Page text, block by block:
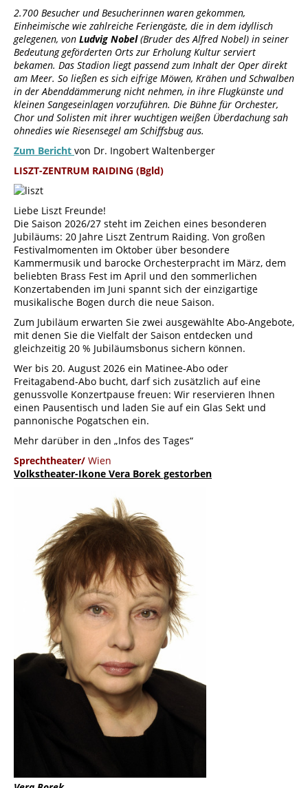
2.700 Besucher und Besucherinnen waren gekommen,
Einheimische wie zahlreiche Feriengäste, die in dem idyllisch
gelegenen, von Ludvig Nobel(Bruder des Alfred Nobel) in seiner
Bedeutung geförderten Orts zur Erholung Kultur serviert
bekamen. Das Stadion liegt passend zum Inhalt der Oper direkt
am Meer. So ließen es sich eifrige Möwen, Krähen und Schwalben
in der Abenddämmerung nicht nehmen, in ihre Flugkünste und
kleinen Sangeseinlagen vorzuführen. Die Bühne für Orchester,
Chor und Solisten mit ihrer wuchtigen weißen Überdachung sah
ohnedies wie Riesensegel am Schiffsbug aus.
Zum Bericht von Dr. Ingobert Waltenberger
LISZT-ZENTRUM RAIDING (Bgld)
Liebe Liszt Freunde!
Die Saison 2026/27 steht im Zeichen eines besonderen
Jubiläums: 20 Jahre Liszt Zentrum Raiding. Von großen
Festivalmomenten im Oktober über besondere
Kammermusik und barocke Orchesterpracht im März, dem
beliebten Brass Fest im April und den sommerlichen
Konzertabenden im Juni spannt sich der einzigartige
musikalische Bogen durch die neue Saison.
Zum Jubiläum erwarten Sie zwei ausgewählte Abo-Angebote,
mit denen Sie die Vielfalt der Saison entdecken und
gleichzeitig 20 % Jubiläumsbonus sichern können.
Wer bis 20. August 2026 ein Matinee-Abo oder
Freitagabend-Abo bucht, darf sich zusätzlich auf eine
genussvolle Konzertpause freuen: Wir reservieren Ihnen
einen Pausentisch und laden Sie auf ein Glas Sekt und
pannonische Pogatschen ein.
Mehr darüber in den „Infos des Tages“
Sprechtheater/ Wien
Volkstheater-Ikone Vera Borek gestorben